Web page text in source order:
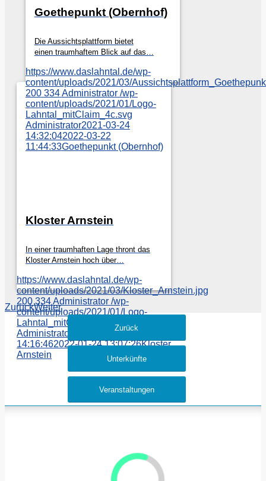
Goethepunkt (Obernhof)
Die Aussichtsplattform bietet
einen traumhaftem Blick auf das…
https://www.daslahntal.de/wp-
content/uploads/2021/03/
200 334Administrator /wp-
content/uploads/2021/01/Logo-
Lahntal_mitClaim_4c.svg
Administrator2021-03-24
14:32:042022-03-22
11:44:33Goethepunkt (Obernhof)
Kloster Arnstein
In einer traumhaften Lage thront das
Kloster Arnstein hoch über…
https://www.daslahntal.de/wp-
content/uploads/2021/03/Kloster_Arnstein.jpg
200 334Administrator /wp-
content/uploads/2021/01/Logo-
Lahntal_mitClaim_4c.svg
Administrator
2021-03-24
14:16:462022-01-24 13:07:26Kloster
Arnstein
ZurückWeiter
Zurück
Unterkünfte
Veranstaltungen